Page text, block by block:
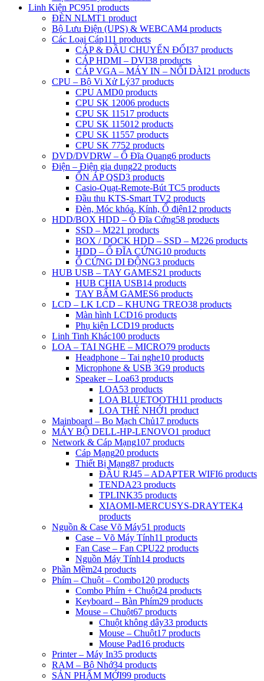
Linh Kiện PC951 products
ĐÈN NLMT1 product
Bộ Lưu Điện (UPS) & WEBCAM4 products
Các Loại Cáp111 products
CÁP & ĐẦU CHUYỂN ĐỔI37 products
CÁP HDMI – DVI38 products
CÁP VGA – MÁY IN – NỐI DÀI21 products
CPU – Bộ Vi Xử Lý37 products
CPU AMD0 products
CPU SK 12006 products
CPU SK 1151 7 products
CPU SK 115012 products
CPU SK 11557 products
CPU SK 7752 products
DVD/DVDRW – Ổ Đĩa Quang6 products
Điện – Điện gia dụng22 products
ỔN ÁP QSD3 products
Casio-Quạt-Remote-Bút TC5 products
Đầu thu KTS-Smart TV2 products
Đèn, Móc khóa, Kính, Ổ điện12 products
HDD/BOX HDD – Ổ Đĩa Cứng58 products
SSD – M221 products
BOX / DOCK HDD – SSD – M226 products
HDD – Ổ ĐĨA CỨNG10 products
Ổ CỨNG DI ĐỘNG3 products
HUB USB – TAY GAMES21 products
HUB CHIA USB14 products
TAY BẤM GAMES6 products
LCD – LK LCD – KHUNG TREO38 products
Màn hình LCD16 products
Phụ kiện LCD19 products
Linh Tinh Khác100 products
LOA – TAI NGHE – MICRO79 products
Headphone – Tai nghe10 products
Microphone & USB 3G9 products
Speaker – Loa63 products
LOA53 products
LOA BLUETOOTH11 products
LOA THẺ NHỚ1 product
Mainboard – Bo Mạch Chủ17 products
MÁY BỘ DELL-HP-LENOVO1 product
Network & Cáp Mạng107 products
Cáp Mạng20 products
Thiết Bị Mạng87 products
ĐẦU RJ45 – ADAPTER WIFI6 products
TENDA23 products
TPLINK35 products
XIAOMI-MERCUSYS-DRAYTEK4
products
Nguồn & Case Võ Máy51 products
Case – Võ Máy Tính11 products
Fan Case – Fan CPU22 products
Nguồn Máy Tính14 products
Phần Mềm24 products
Phím – Chuột – Combo120 products
Combo Phím + Chuột24 products
Keyboard – Bàn Phím29 products
Mouse – Chuột67 products
Chuột không dây33 products
Mouse – Chuột17 products
Mouse Pad16 products
Printer – Máy In35 products
RAM – Bộ Nhớ34 products
SẢN PHẨM MỚI99 products